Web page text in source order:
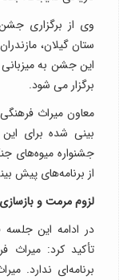
ستان گیلان،
این جشن به میزبانی
برگزار می شود.
معاون میراث
بینی شده برای این
جشنواره میوه‌های
از برنامه‌های پیش
لزوم مرمت و
در ادامه این جلسه
تأکید کرد: میراث
برنامه‌ای ندارد.